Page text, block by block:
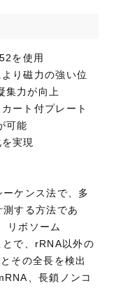
を使用
り磁力の強い位
集力が向上
ート付プレート
可能
実現
ケンス法で、多
する方法であ
リボソーム
で、rRNA以外の
その全長を検出
、長鎖ノンコ